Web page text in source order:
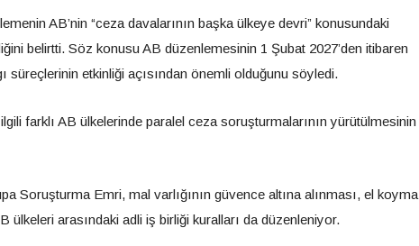
AB’nin “ceza davalarının başka ülkeye devri” konusundaki
belirtti. Söz konusu AB düzenlemesinin 1 Şubat 2027’den itibaren
süreçlerinin etkinliği açısından önemli olduğunu söyledi.
farklı AB ülkelerinde paralel ceza soruşturmalarının yürütülmesinin
Soruşturma Emri, mal varlığının güvence altına alınması, el koyma
ülkeleri arasındaki adli iş birliği kuralları da düzenleniyor.